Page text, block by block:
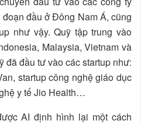
đầu ở Đông Nam Á, cũng
như vậy. Quỹ tập trung vào
Malaysia, Vietnam và
đã đầu tư vào các startup như:
startup công nghệ giáo dục
y tế Jio Health…
AI định hình lại một cách